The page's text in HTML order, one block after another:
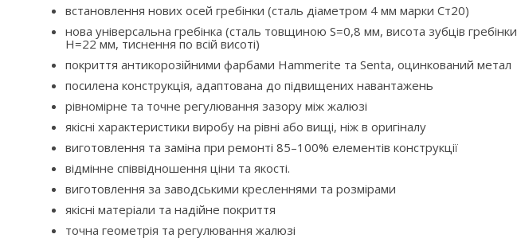
встановлення нових осей гребінки (сталь діаметром 4 мм марки Ст20)
нова універсальна гребінка (сталь товщиною S=0,8 мм, висота зубців гребінки
H=22 мм, тиснення по всій висоті)
покриття антикорозійними фарбами Hammerite та Senta, оцинкований метал
посилена конструкція, адаптована до підвищених навантажень
рівномірне та точне регулювання зазору між жалюзі
якісні характеристики виробу на рівні або вищі, ніж в оригіналу
виготовлення та заміна при ремонті 85–100% елементів конструкції
відмінне співвідношення ціни та якості.
виготовлення за заводськими кресленнями та розмірами
якісні матеріали та надійне покриття
точна геометрія та регулювання жалюзі